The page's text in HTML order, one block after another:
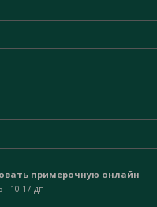
примерочную онлайн
- 10:17 дп